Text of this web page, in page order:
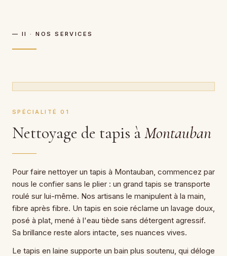
— II · NOS SERVICES
SPÉCIALITÉ 01
Nettoyage de tapis àMontauban
Pour faire nettoyer un tapis à Montauban, commencez par
nous le confier sans le plier : un grand tapis se transporte
roulé sur lui-même. Nos artisans le manipulent à la main,
fibre après fibre. Un tapis en soie réclame un lavage doux,
posé à plat, mené à l'eau tiède sans détergent agressif.
Sa brillance reste alors intacte, ses nuances vives.
Le tapis en laine supporte un bain plus soutenu, qui déloge